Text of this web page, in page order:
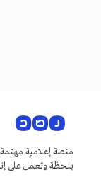
منصة إعلامية مهتمة
بلحظة وتعمل على